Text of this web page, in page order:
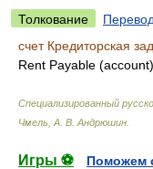
Толкование
Перевод
счет Кредиторская
Rent Payable (account)
Специализированный
Чмель, А. В. Андрюшин
Игры ⚽
Поможем